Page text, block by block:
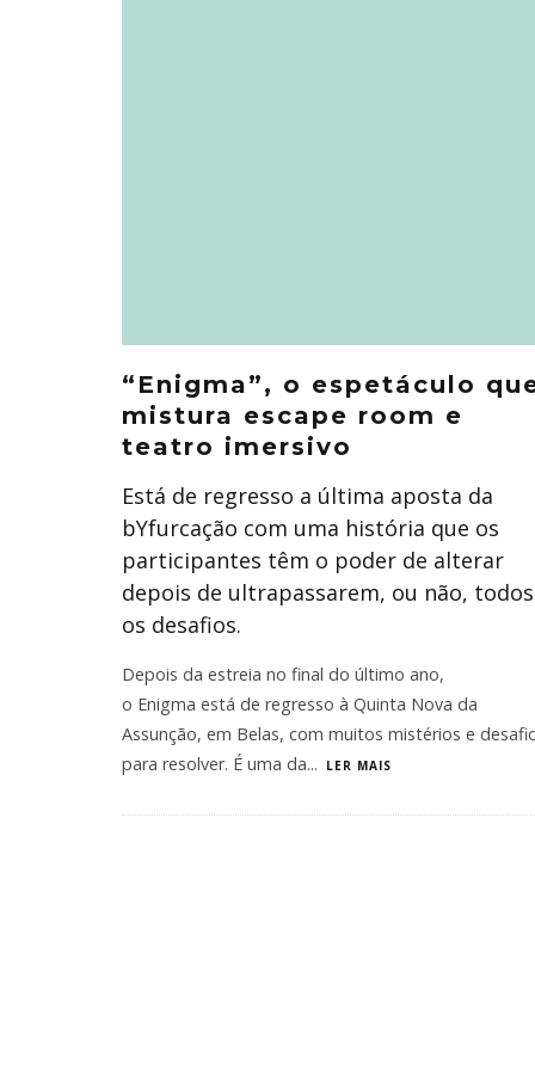
“Enigma”, o espetáculo
mistura escape room e
teatro imersivo
Está de regresso a última aposta da
bYfurcação com uma história que os
participantes têm o poder de alterar
depois de ultrapassarem, ou não, todos
os desafios.
Depois da estreia no final do último ano,
o Enigma está de regresso à Quinta Nova da
Assunção, em Belas, com muitos mistérios e
para resolver. É uma da... LER MAIS